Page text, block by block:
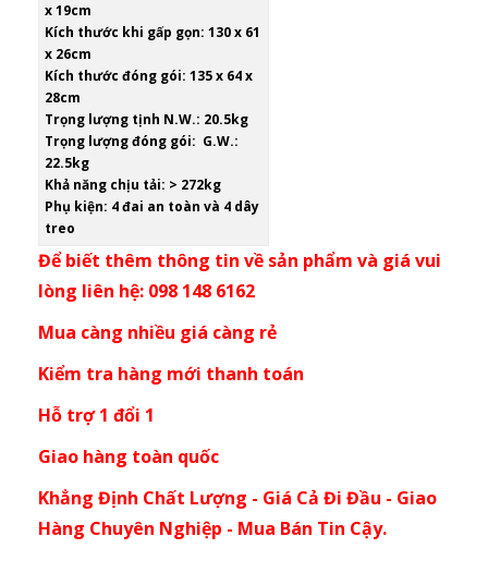
x 19cm
Kích thước khi gấp gọn: 130 x 61
x 26cm
Kích thước đóng gói: 135 x 64 x
28cm
Trọng lượng tịnh N.W.: 20.5kg
Trọng lượng đóng gói: G.W.:
22.5kg
Khả năng chịu tải: > 272kg
Phụ kiện: 4 đai an toàn và 4 dây
treo
Để biết thêm thông tin về sản phẩm và giá vui
lòng liên hệ: 098 148 6162
Mua càng nhiều giá càng rẻ
Kiểm tra hàng mới thanh toán
Hỗ trợ 1 đổi 1
Giao hàng toàn quốc
Khẳng Định Chất Lượng - Giá Cả Đi Đầu - Giao
Hàng Chuyên Nghiệp - Mua Bán Tin Cậy.